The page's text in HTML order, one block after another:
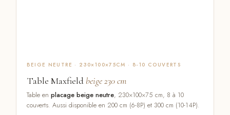
BEIGE NEUTRE · 230×100×75CM · 8-10 COUVERTS
Table Maxfield beige 230 cm
Table enplacage beige neutre, 230×100×75 cm, 8 à 10
couverts. Aussi disponible en 200 cm (6-8P) et 300 cm (10-14P).